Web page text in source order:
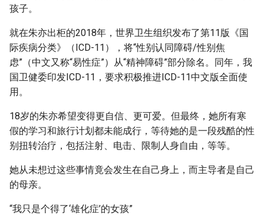
孩子。
就在朱亦出柜的2018年，世界卫生组织发布了第11版《国
际疾病分类》（ICD-11），将“性别认同障碍/性别焦
虑”（中文又称“易性症”）从“精神障碍”部分除名。同年，我
国卫健委印发ICD-11，要求积极推进ICD-11中文版全面使
用。
18岁的朱亦希望变得更自信、更可爱。但最终，她所有寒
假的学习和旅行计划都未能成行，等待她的是一段残酷的性
别扭转治疗，包括注射、电击、限制人身自由，等等。
她从未想过这些事情竟会发生在自己身上，而主导者是自己
的母亲。
“我只是个得了‘雄化症’的女孩”